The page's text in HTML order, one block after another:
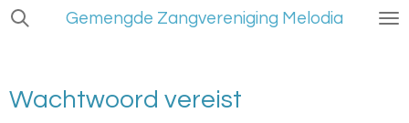
Ga
hoofdinhoud
Gemengde Zangvereniging Melodia
Wachtwoord vereist